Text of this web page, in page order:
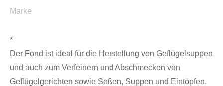
Marke
*
Der Fond ist ideal für die Herstellung von Geflügelsuppen
und auch zum Verfeinern und Abschmecken von
Geflügelgerichten sowie Soßen, Suppen und Eintöpfen.